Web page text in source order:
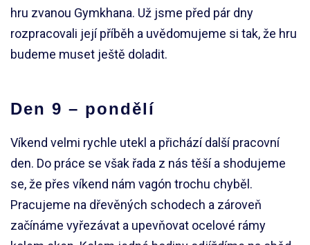
hru zvanou Gymkhana. Už jsme před pár dny
rozpracovali její příběh a uvědomujeme si tak, že hru
budeme muset ještě doladit.
Den 9 – pondělí
Víkend velmi rychle utekl a přichází další pracovní
den. Do práce se však řada z nás těší a shodujeme
se, že přes víkend nám vagón trochu chyběl.
Pracujeme na dřevěných schodech a zároveň
začínáme vyřezávat a upevňovat ocelové rámy